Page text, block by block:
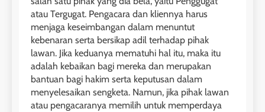
atau Tergugat. Pengacara dan kliennya harus
menjaga keseimbangan dalam menuntut
kebenaran serta bersikap adil terhadap pihak
lawan. Jika keduanya mematuhi hal itu, maka itu
adalah kebaikan bagi mereka dan merupakan
bantuan bagi hakim serta keputusan dalam
menyelesaikan sengketa. Namun, jika pihak lawan
atau pengacaranya memilih untuk memperdaya